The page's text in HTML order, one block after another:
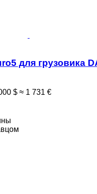
для грузовика
$ ≈ 1 731 €